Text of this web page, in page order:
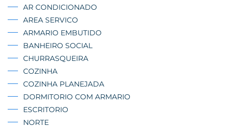
AR CONDICIONADO
AREA SERVICO
ARMARIO EMBUTIDO
BANHEIRO SOCIAL
CHURRASQUEIRA
COZINHA
COZINHA PLANEJADA
DORMITORIO COM ARMARIO
ESCRITORIO
NORTE